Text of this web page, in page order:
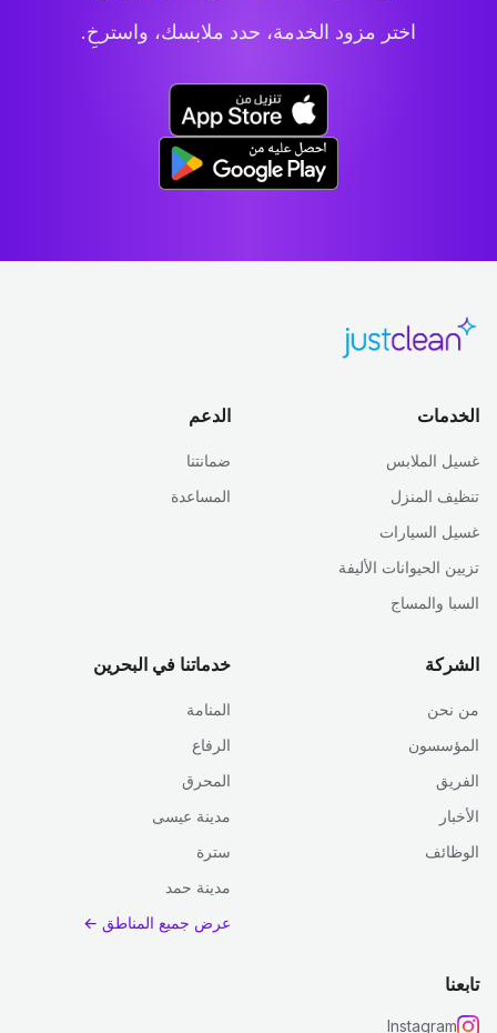
اختر مزود الخدمة، حدد ملابسك، واسترخِ.
الخدمات
غسيل الملابس
تنظيف المنزل
غسيل السيارات
تزيين الحيوانات الأليفة
السبا والمساج
الدعم
ضمانتنا
المساعدة
الشركة
من نحن
المؤسسون
الفريق
الأخبار
الوظائف
خدماتنا في البحرين
المنامة
الرفاع
المحرق
مدينة عيسى
سترة
مدينة حمد
عرض جميع المناطق ←
تابعنا
Instagram